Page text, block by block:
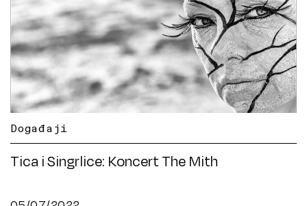
Događaji
Tica i Singrlice: Koncert The Mith